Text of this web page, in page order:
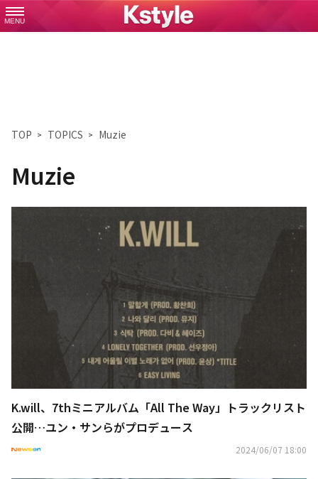
MENU
TOP TOPICS Muzie
Muzie
K.will、7thミニアルバム「All The Way」トラックリスト
公開…ユン・サンらがプロデュース
2024/06/07 18:00